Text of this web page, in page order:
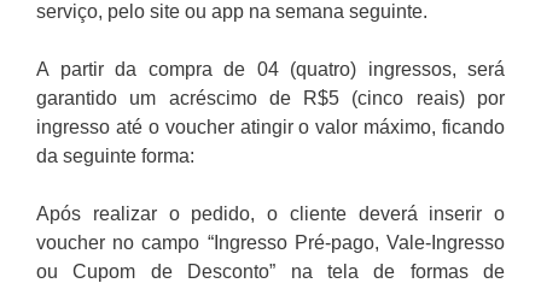
serviço, pelo site ou app na semana seguinte.
A partir da compra de 04 (quatro) ingressos, será
garantido um acréscimo de R$5 (cinco reais) por
ingresso até o voucher atingir o valor máximo, ficando
da seguinte forma:
Após realizar o pedido, o cliente deverá inserir o
voucher no campo “Ingresso Pré-pago, Vale-Ingresso
ou Cupom de Desconto” na tela de formas de